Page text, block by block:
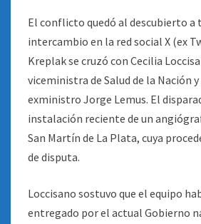
El conflicto quedó al descubierto a
intercambio en la red social X (ex
Kreplak se cruzó con Cecilia
viceministra de Salud de la Nación
exministro Jorge Lemus. El
instalación reciente de un
San Martín de La Plata, cuya
de disputa.
Loccisano sostuvo que el equipo
entregado por el actual Gobierno